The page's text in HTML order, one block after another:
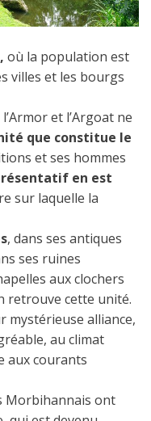
où la population est
villes et les bourgs
et l’Argoat ne
que constitue le
et ses hommes
en est
sur laquelle la
, dans ses antiques
ses ruines
aux clochers
retrouve cette unité.
mystérieuse alliance,
au climat
aux courants
Morbihannais ont